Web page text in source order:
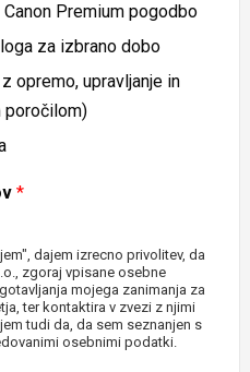
Premium pogodbo
za izbrano dobo
opremo, upravljanje in
poročilom)
*
dajem izrecno privolitev, da
zgoraj vpisane osebne
mojega zanimanja za
ter kontaktira v zvezi z njimi
tudi da, da sem seznanjen s
osebnimi podatki.